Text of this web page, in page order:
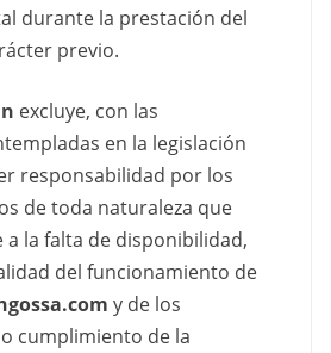
durante la prestación del
previo.
excluye, con las
en la legislación
responsabilidad por los
de toda naturaleza que
a la falta de disponibilidad,
del funcionamiento de
y de los
cumplimiento de la